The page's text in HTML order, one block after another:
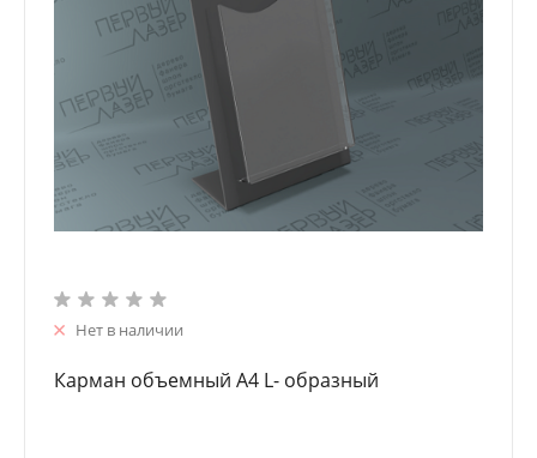
Нет в наличии
Карман объемный А4 L- образный